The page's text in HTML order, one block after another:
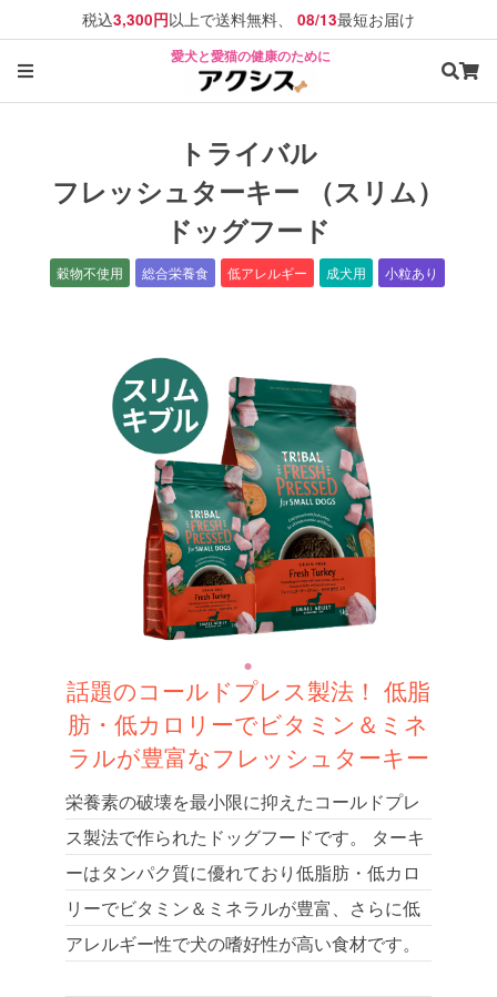
税込3,300円以上で送料無料、 08/13最短お届け
愛犬と愛猫の健康のために
トライバル
フレッシュターキー （スリム）
ドッグフード
穀物不使用 総合栄養食 低アレルギー 成犬用 小粒あり
話題のコールドプレス製法！ 低脂
肪・低カロリーでビタミン＆ミネ
ラルが豊富なフレッシュターキー
栄養素の破壊を最小限に抑えたコールドプレ
ス製法で作られたドッグフードです。 ターキ
ーはタンパク質に優れており低脂肪・低カロ
リーでビタミン＆ミネラルが豊富、さらに低
アレルギー性で犬の嗜好性が高い食材です。